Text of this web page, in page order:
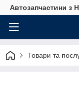
Автозапчастини з
Товари та